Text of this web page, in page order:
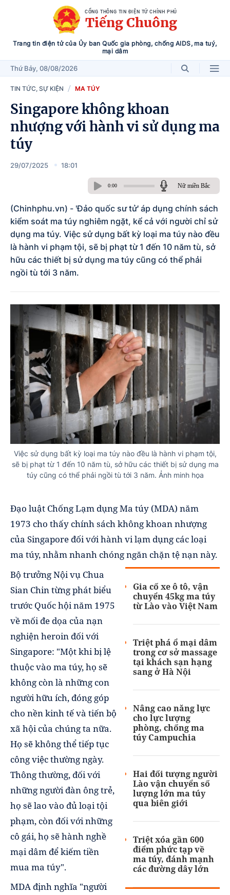
CỔNG THÔNG TIN ĐIỆN TỬ CHÍNH PHỦ
Tiếng Chuông
Trang tin điện tử của Ủy ban Quốc gia phòng, chống AIDS, ma tuý,
mại dâm
Thứ Bảy, 08/08/2026
TIN TỨC, SỰ KIỆN MA TÚY
Singapore không khoan
nhượng với hành vi sử dụng ma
túy
29/07/2025 18:01
0:00 Nữ miền Bắc
(Chinhphu.vn) - 'Đảo quốc sư tử' áp dụng chính sách
kiểm soát ma túy nghiêm ngặt, kể cả với người chỉ sử
dụng ma túy. Việc sử dụng bất kỳ loại ma túy nào đều
là hành vi phạm tội, sẽ bị phạt từ 1 đến 10 năm tù, sở
hữu các thiết bị sử dụng ma túy cũng có thể phải
ngồi tù tới 3 năm.
Việc sử dụng bất kỳ loại ma túy nào đều là hành vi phạm tội,
sẽ bị phạt từ 1 đến 10 năm tù, sở hữu các thiết bị sử dụng ma
túy cũng có thể phải ngồi tù tới 3 năm. Ảnh minh họa
Đạo luật Chống Lạm dụng Ma túy (MDA) năm
1973 cho thấy chính sách không khoan nhượng
của Singapore đối với hành vi lạm dụng các loại
ma túy, nhằm nhanh chóng ngăn chặn tệ nạn này.
Gia cố xe ô tô, vận
chuyển 45kg ma túy
từ Lào vào Việt Nam
Triệt phá ổ mại dâm
trong cơ sở massage
tại khách sạn hạng
sang ở Hà Nội
Nâng cao năng lực
cho lực lượng
phòng, chống ma
túy Campuchia
Hai đối tượng người
Lào vận chuyển số
lượng lớn ma túy
qua biên giới
Triệt xóa gần 600
điểm phức tạp về
ma túy, đánh mạnh
các đường dây lớn
Bộ trưởng Nội vụ Chua
Sian Chin từng phát biểu
trước Quốc hội năm 1975
về mối đe dọa của nạn
nghiện heroin đối với
Singapore: "Một khi bị lệ
thuộc vào ma túy, họ sẽ
không còn là những con
người hữu ích, đóng góp
cho nền kinh tế và tiến bộ
xã hội của chúng ta nữa.
Họ sẽ không thể tiếp tục
công việc thường ngày.
Thông thường, đối với
những người đàn ông trẻ,
họ sẽ lao vào đủ loại tội
phạm, còn đối với những
cô gái, họ sẽ hành nghề
mại dâm để kiếm tiền
mua ma túy".
MDA định nghĩa "người